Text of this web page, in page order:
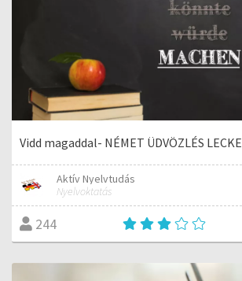
Vidd magaddal- NÉMET ÜDVÖZLÉS LECKE
Aktív Nyelvtudás
Nyelvoktatás
244